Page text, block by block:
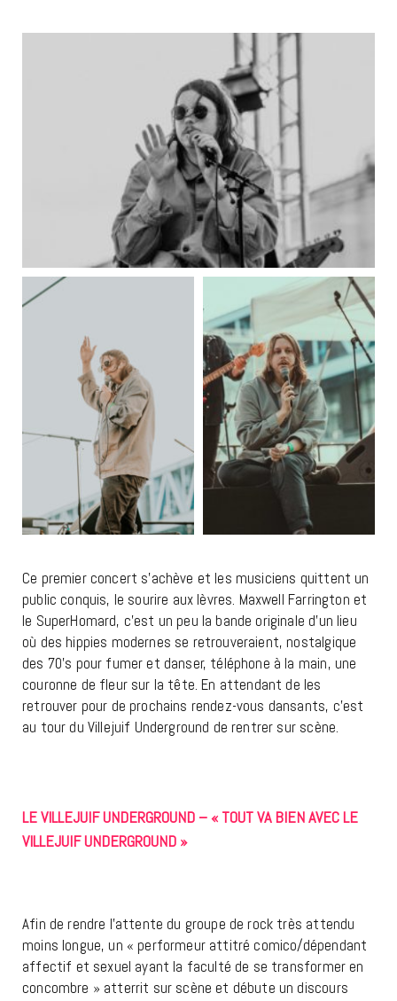
Ce premier concert s’achève et les musiciens quittent un
public conquis, le sourire aux lèvres. Maxwell Farrington et
le SuperHomard, c’est un peu la bande originale d’un lieu
où des hippies modernes se retrouveraient, nostalgique
des 70’s pour fumer et danser, téléphone à la main, une
couronne de fleur sur la tête. En attendant de les
retrouver pour de prochains rendez-vous dansants, c’est
au tour du Villejuif Underground de rentrer sur scène.
LE VILLEJUIF UNDERGROUND – « TOUT VA BIEN AVEC LE
VILLEJUIF UNDERGROUND »
Afin de rendre l’attente du groupe de rock très attendu
moins longue, un « performeur attitré comico/dépendant
affectif et sexuel ayant la faculté de se transformer en
concombre » atterrit sur scène et débute un discours